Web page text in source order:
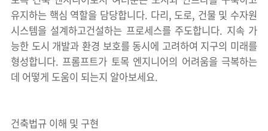
유지하는 핵심 역할을 담당합니다. 다리, 도로, 건물 및 수자원
시스템을 설계하고건설하는 프로세스를 주도합니다. 지속 가
능한 도시 개발과 환경 보호를 동시에 고려하여 지구의 미래를
형성합니다. 프롬프트가 토목 엔지니어의 어려움을 극복하는
데 어떻게 도움이 되는지 알아보세요.
건축법규 이해 및 구현